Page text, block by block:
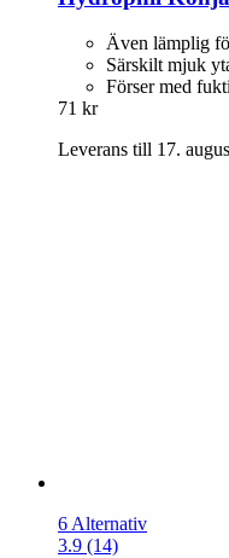
Även lämplig
Särskilt mjuk
Förser med
71 kr
Leverans till 17.
6 Alternativ
3.9 (14)